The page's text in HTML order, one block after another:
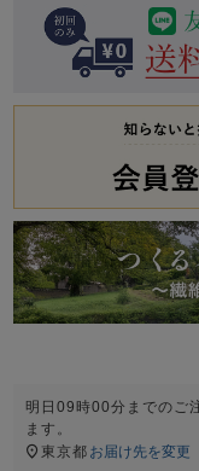
春 すべ
パジャマ
ガ
明日09時00分 までのご
ます。
東京都 お届け先を変更